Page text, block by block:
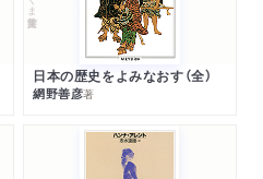
日本の歴史をよみなおす（全）
網野善彦著